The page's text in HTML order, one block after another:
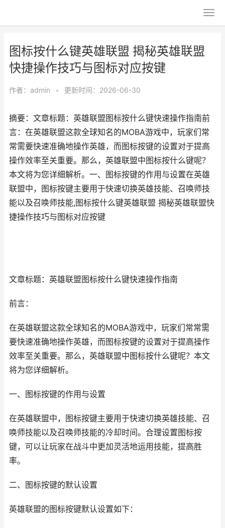
图标按什么键英雄联盟 揭秘英雄联盟
快捷操作技巧与图标对应按键
作者： admin • 更新时间：2026-06-30
摘要：文章标题：英雄联盟图标按什么键快速操作指南前
言：在英雄联盟这款全球知名的MOBA游戏中，玩家们常
常需要快速准确地操作英雄，而图标按键的设置对于提高
操作效率至关重要。那么，英雄联盟中图标按什么键呢？
本文将为您详细解析。一、图标按键的作用与设置在英雄
联盟中，图标按键主要用于快速切换英雄技能、召唤师技
能以及召唤师技能,图标按什么键英雄联盟 揭秘英雄联盟快
捷操作技巧与图标对应按键
文章标题：英雄联盟图标按什么键快速操作指南
前言：
在英雄联盟这款全球知名的MOBA游戏中，玩家们常常需
要快速准确地操作英雄，而图标按键的设置对于提高操作
效率至关重要。那么，英雄联盟中图标按什么键呢？本文
将为您详细解析。
一、图标按键的作用与设置
在英雄联盟中，图标按键主要用于快速切换英雄技能、召
唤师技能以及召唤师技能的冷却时间。合理设置图标按
键，可以让玩家在战斗中更加灵活地运用技能，提高胜
率。
二、图标按键的默认设置
英雄联盟的图标按键默认设置如下：